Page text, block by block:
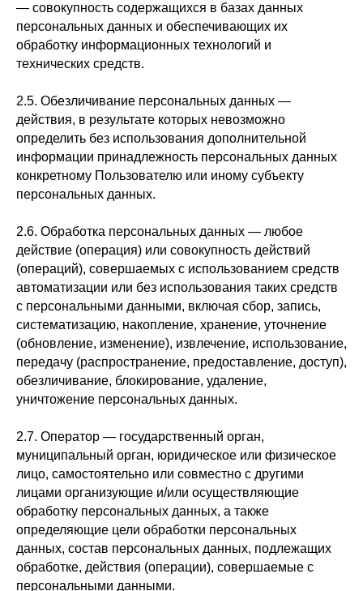
— совокупность содержащихся в базах данных
персональных данных и обеспечивающих их
обработку информационных технологий и
технических средств.
2.5. Обезличивание персональных данных —
действия, в результате которых невозможно
определить без использования дополнительной
информации принадлежность персональных данных
конкретному Пользователю или иному субъекту
персональных данных.
2.6. Обработка персональных данных — любое
действие (операция) или совокупность действий
(операций), совершаемых с использованием средств
автоматизации или без использования таких средств
с персональными данными, включая сбор, запись,
систематизацию, накопление, хранение, уточнение
(обновление, изменение), извлечение, использование,
передачу (распространение, предоставление, доступ),
обезличивание, блокирование, удаление,
уничтожение персональных данных.
2.7. Оператор — государственный орган,
муниципальный орган, юридическое или физическое
лицо, самостоятельно или совместно с другими
лицами организующие и/или осуществляющие
обработку персональных данных, а также
определяющие цели обработки персональных
данных, состав персональных данных, подлежащих
обработке, действия (операции), совершаемые с
персональными данными.